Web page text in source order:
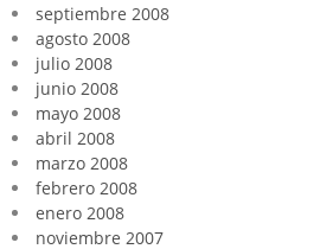
septiembre 2008
agosto 2008
julio 2008
junio 2008
mayo 2008
abril 2008
marzo 2008
febrero 2008
enero 2008
noviembre 2007